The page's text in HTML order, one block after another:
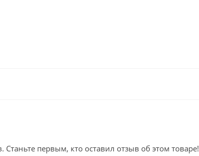
Станьте первым, кто оставил отзыв об этом товаре!